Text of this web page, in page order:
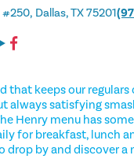
#250 Dallas, TX 75201
that keeps our
always satisfying
Henry menu has
for breakfast, lunch
drop by and discover a